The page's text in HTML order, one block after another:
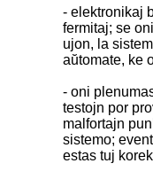
- elektronikaj
fermitaj; se
ujon, la
aŭtomate, ke
- oni
testojn por
malfortajn
sistemo;
estas tuj